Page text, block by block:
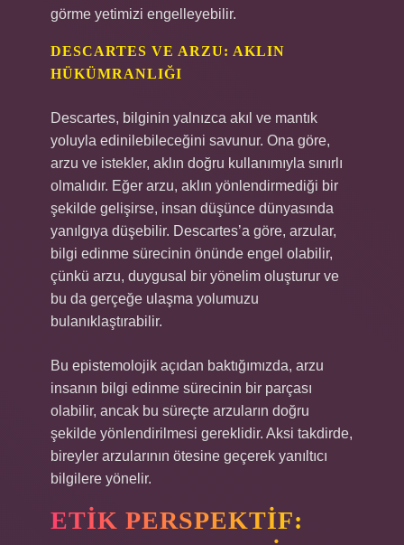
görme yetimizi engelleyebilir.
DESCARTES VE ARZU: AKLIN
HÜKÜMRANLIĞI
Descartes, bilginin yalnızca akıl ve mantık
yoluyla edinilebileceğini savunur. Ona göre,
arzu ve istekler, aklın doğru kullanımıyla sınırlı
olmalıdır. Eğer arzu, aklın yönlendirmediği bir
şekilde gelişirse, insan düşünce dünyasında
yanılgıya düşebilir. Descartes’a göre, arzular,
bilgi edinme sürecinin önünde engel olabilir,
çünkü arzu, duygusal bir yönelim oluşturur ve
bu da gerçeğe ulaşma yolumuzu
bulanıklaştırabilir.
Bu epistemolojik açıdan baktığımızda, arzu
insanın bilgi edinme sürecinin bir parçası
olabilir, ancak bu süreçte arzuların doğru
şekilde yönlendirilmesi gereklidir. Aksi takdirde,
bireyler arzularının ötesine geçerek yanıltıcı
bilgilere yönelir.
ETIK PERSPEKTIF: